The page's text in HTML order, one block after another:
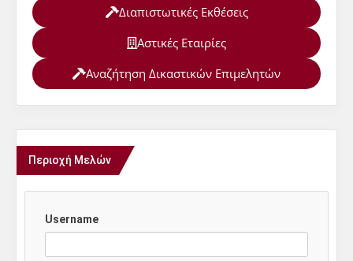
Διαπιστωτικές Εκθέσεις
Αστικές Εταιρίες
Αναζήτηση Δικαστικών Επιμελητών
Περιοχή Μελών
Username